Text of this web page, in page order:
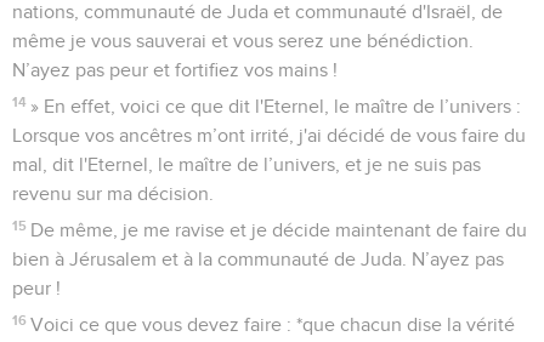
nations, communauté de Juda et communauté d'Israël, de
même je vous sauverai et vous serez une bénédiction.
N’ayez pas peur et fortifiez vos mains !
14 » En effet, voici ce que dit l'Eternel, le maître de l’univers :
Lorsque vos ancêtres m’ont irrité, j'ai décidé de vous faire du
mal, dit l'Eternel, le maître de l’univers, et je ne suis pas
revenu sur ma décision.
15 De même, je me ravise et je décide maintenant de faire du
bien à Jérusalem et à la communauté de Juda. N’ayez pas
peur !
16 Voici ce que vous devez faire : *que chacun dise la vérité